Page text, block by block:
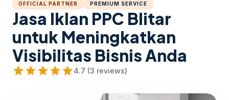
OFFICIAL PARTNER PREMIUM SERVICE
Jasa Iklan PPC Blitar
untuk Meningkatkan
Visibilitas Bisnis Anda
starstarstarstarstar4.7 (3 reviews)